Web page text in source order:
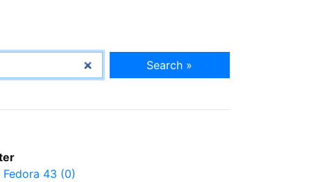
Search »
Fedora 43 (0)